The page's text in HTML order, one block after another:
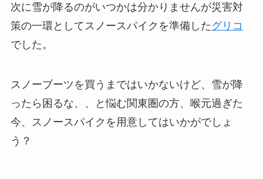
次に雪が降るのがいつかは分かりませんが災害対
策の一環としてスノースパイクを準備した グリコ
でした。
スノーブーツを買うまではいかないけど、雪が降
ったら困るな、、と悩む関東圏の方、喉元過ぎた
今、スノースパイクを用意してはいかがでしょ
う？